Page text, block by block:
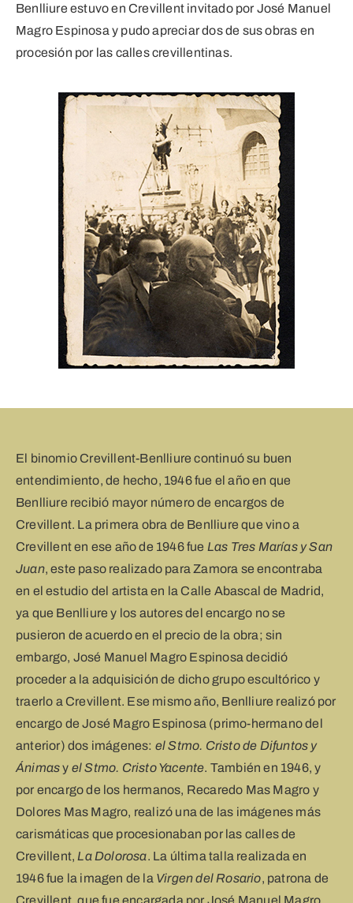
Benlliure estuvo en Crevillent invitado por José Manuel
Magro Espinosa y pudo apreciar dos de sus obras en
procesión por las calles crevillentinas.
El binomio Crevillent-Benlliure continuó su buen
entendimiento, de hecho, 1946 fue el año en que
Benlliure recibió mayor número de encargos de
Crevillent. La primera obra de Benlliure que vino a
Crevillent en ese año de 1946 fue Las Tres Marías y San
Juan, este paso realizado para Zamora se encontraba
en el estudio del artista en la Calle Abascal de Madrid,
ya que Benlliure y los autores del encargo no se
pusieron de acuerdo en el precio de la obra; sin
embargo, José Manuel Magro Espinosa decidió
proceder a la adquisición de dicho grupo escultórico y
traerlo a Crevillent. Ese mismo año, Benlliure realizó por
encargo de José Magro Espinosa (primo-hermano del
anterior) dos imágenes: el Stmo. Cristo de Difuntos y
Ánimasy el Stmo. Cristo Yacente. También en 1946, y
por encargo de los hermanos, Recaredo Mas Magro y
Dolores Mas Magro, realizó una de las imágenes más
carismáticas que procesionaban por las calles de
Crevillent, La Dolorosa. La última talla realizada en
1946 fue la imagen de la Virgen del Rosario, patrona de
Crevillent, que fue encargada por José Manuel Magro